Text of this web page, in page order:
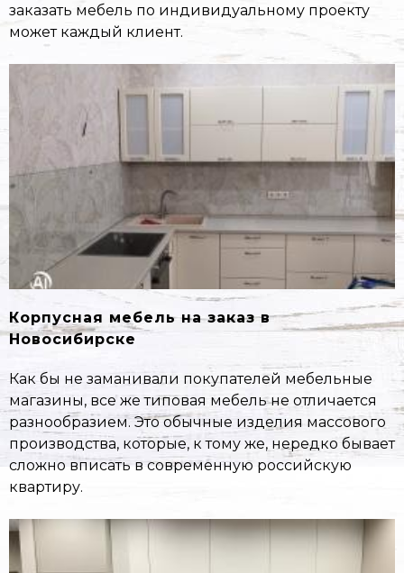
заказать мебель по индивидуальному проекту
может каждый клиент.
Корпусная мебель на заказ в
Новосибирске
Как бы не заманивали покупателей мебельные
магазины, все же типовая мебель не отличается
разнообразием. Это обычные изделия массового
производства, которые, к тому же, нередко бывает
сложно вписать в современную российскую
квартиру.